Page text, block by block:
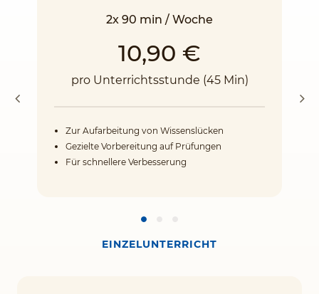
2x 90 min / Woche
10,90 €
pro Unterrichtsstunde (45 Min)
Zur Aufarbeitung von Wissenslücken
Gezielte Vorbereitung auf Prüfungen
Für schnellere Verbesserung
EINZELUNTERRICHT